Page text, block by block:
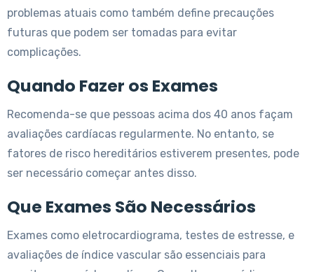
problemas atuais como também define precauções
futuras que podem ser tomadas para evitar
complicações.
Quando Fazer os Exames
Recomenda-se que pessoas acima dos 40 anos façam
avaliações cardíacas regularmente. No entanto, se
fatores de risco hereditários estiverem presentes, pode
ser necessário começar antes disso.
Que Exames São Necessários
Exames como eletrocardiograma, testes de estresse, e
avaliações de índice vascular são essenciais para